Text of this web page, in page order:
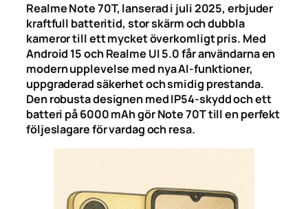
Realme Note 70T, lanserad i juli 2025, erbjuder
kraftfull batteritid, stor skärm och dubbla
kameror till ett mycket överkomligt pris. Med
Android 15 och Realme UI 5.0 får användarna en
modern upplevelse med nya AI-funktioner,
uppgraderad säkerhet och smidig prestanda.
Den robusta designen med IP54-skydd och ett
batteri på 6000 mAh gör Note 70T till en perfekt
följeslagare för vardag och resa.